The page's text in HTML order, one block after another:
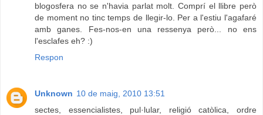
blogosfera no se n'havia parlat molt. Comprí el llibre però
de moment no tinc temps de llegir-lo. Per a l'estiu l'agafaré
amb ganes. Fes-nos-en una ressenya però... no ens
l'esclafes eh? :)
Respon
Unknown 10 de maig, 2010 13:51
sectes, essencialistes, pul·lular, religió catòlica, ordre